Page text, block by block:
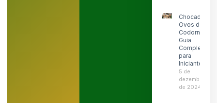
Chocadeira
Ovos de
Codorna:
Guia
Completo
para
Iniciantes
5 de
dezembro
de 2024